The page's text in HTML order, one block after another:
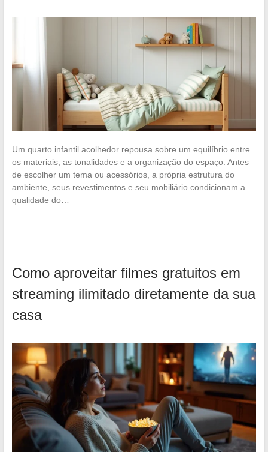
Um quarto infantil acolhedor repousa sobre um equilíbrio entre
os materiais, as tonalidades e a organização do espaço. Antes
de escolher um tema ou acessórios, a própria estrutura do
ambiente, seus revestimentos e seu mobiliário condicionam a
qualidade do…
Como aproveitar filmes gratuitos em
streaming ilimitado diretamente da sua
casa